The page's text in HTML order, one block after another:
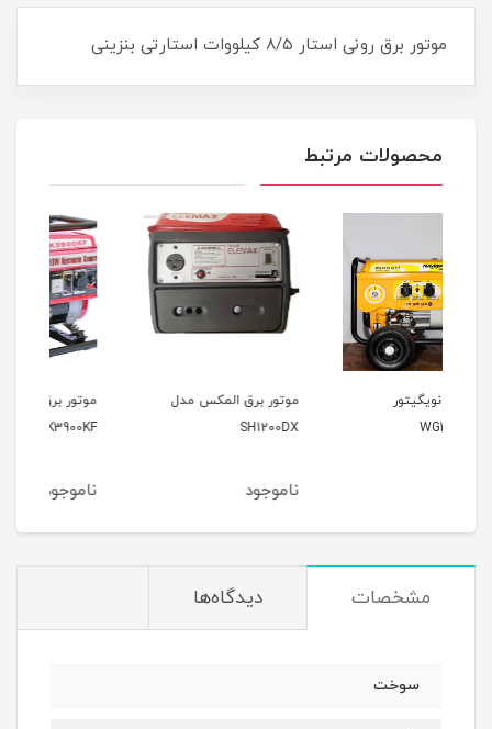
موتور برق رونی استار ۸/۵ کیلووات استارتی بنزینی
محصولات مرتبط
موتور برق المکس مدل
SH1200DX
موتور برق وکسون مدل
مشخصات دیدگاه‌ها
سوخت